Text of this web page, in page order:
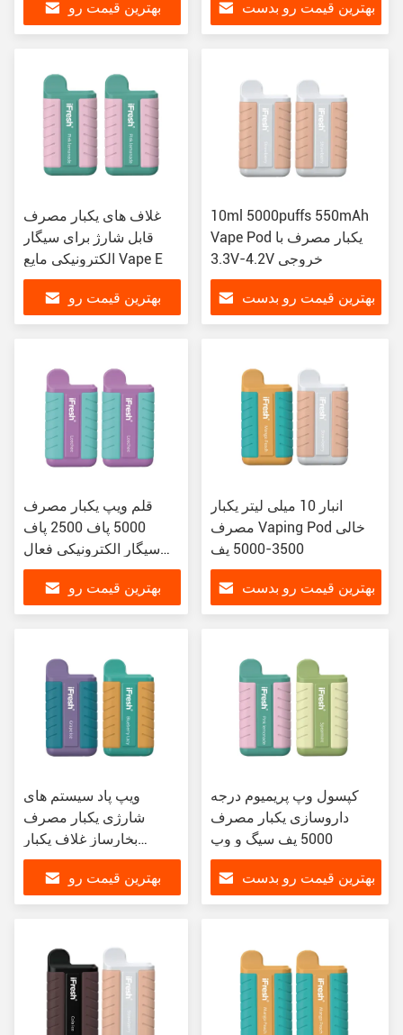
بهترین قیمت رو بهترین قیمت رو بدست
غلاف های یکبار مصرف
قابل شارژ برای سیگار
الکترونیکی مایع Vape E
بهترین قیمت رو
10ml 5000puffs 550mAh
Vape Pod یکبار مصرف با
3.3V-4.2V خروجی
بهترین قیمت رو بدست
قلم ویپ یکبار مصرف
5000 پاف 2500 پاف
سیگار الکترونیکی فعال
شده را بکشید
بهترین قیمت رو
انبار 10 میلی لیتر یکبار
مصرف Vaping Pod خالی
3500-5000 پف
بهترین قیمت رو بدست
ویپ پاد سیستم های
شارژی یکبار مصرف
بخارساز غلاف یکبار
مصرف
بهترین قیمت رو
کپسول وپ پریمیوم درجه
داروسازی یکبار مصرف
5000 پف سیگ و وپ
بهترین قیمت رو بدست